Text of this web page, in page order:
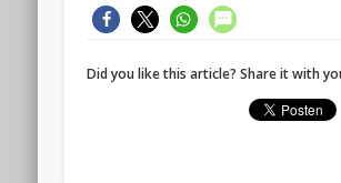
Did you like this article? Share it with